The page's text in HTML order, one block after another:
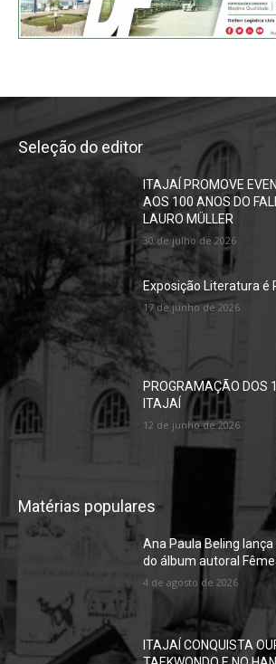
Seleção do editor
ITAJAÍ PROMOVE
AOS 100 ANOS DO
LAURO MÜLLER
30 de julho de 2026
Exposição Literatura é
17 de junho de 2026
PROGRAMAÇÃO DOS
ITAJAÍ
12 de junho de 2026
Matérias populares
Ana Paula Beling
do álbum autoral
4 de agosto de 2026
ITAJAÍ CONQUISTA